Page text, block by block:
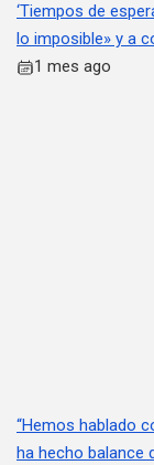
‘Tiempos de
lo imposible» y a
1 mes ago
“Hemos hablado
ha hecho balance